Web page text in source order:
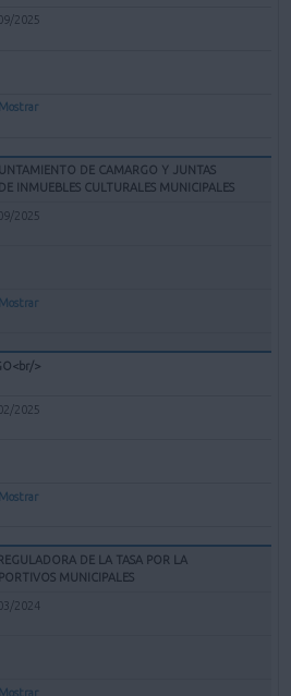
2025
Mostrar
DE CAMARGO Y JUNTAS
INMUEBLES CULTURALES MUNICIPALES
2025
Mostrar
>
2025
Mostrar
DE LA TASA POR LA
MUNICIPALES
2024
Mostrar